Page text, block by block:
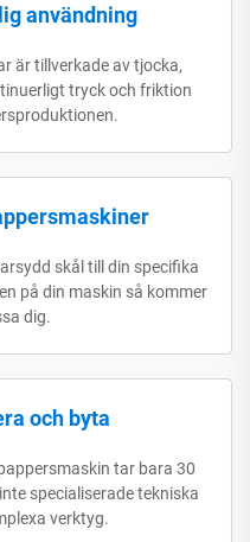
användning
är tillverkade av tjocka,
tryck och friktion
skål till din specifika
på din maskin så kommer
dig.
och byta
tar bara 30
specialiserade tekniska
verktyg.